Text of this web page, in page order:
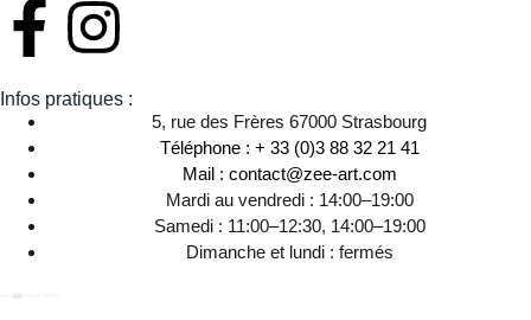
Infos pratiques :
5, rue des Frères 67000 Strasbourg
Téléphone : + 33 (0)3 88 32 21 41
Mail : contact@zee-art.com
Mardi au vendredi : 14:00–19:00
Samedi : 11:00–12:30, 14:00–19:00
Dimanche et lundi : fermés